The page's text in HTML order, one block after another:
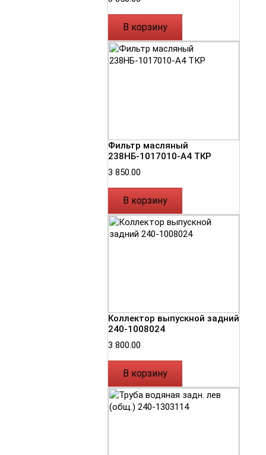
В корзину
Фильтр масляный
238НБ-1017010-А4 ТКР
3 850.00
В корзину
Коллектор выпускной задний
240-1008024
3 800.00
В корзину